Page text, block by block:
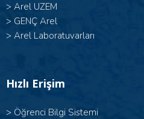
> Arel UZEM
> GENÇ Arel
> Arel Laboratuvarları
Hızlı Erişim
> Öğrenci Bilgi Sistemi